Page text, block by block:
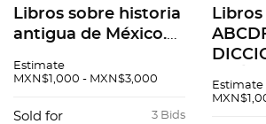
Libros sobre historia
antigua de México.
A. DICCIONARIO DE
NÁHUATL. EL
Estimate
MXN$1,000 - MXN$3,000
3 Bids
Sold for
Estimate